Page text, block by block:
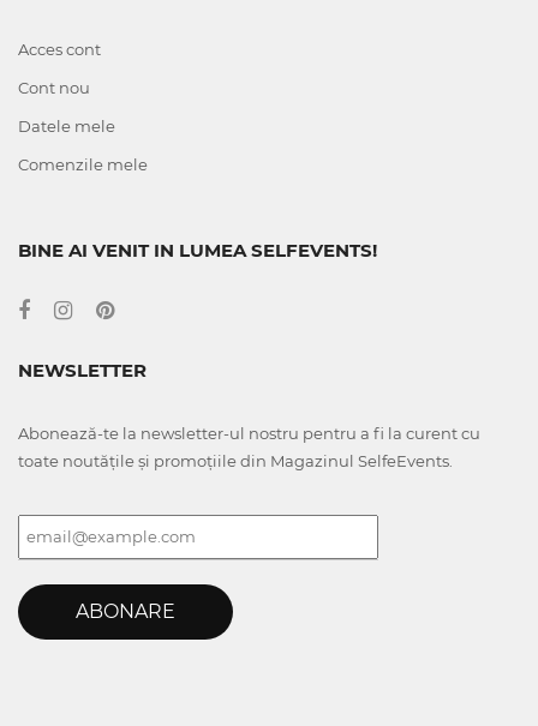
Acces cont
Cont nou
Datele mele
Comenzile mele
BINE AI VENIT IN LUMEA SELFEVENTS!
NEWSLETTER
Abonează-te la newsletter-ul nostru pentru a fi la curent cu
toate noutățile și promoțiile din Magazinul SelfeEvents.
ABONARE